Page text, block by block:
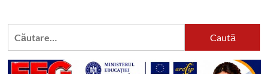
Mugurel
viceprimar
Caută